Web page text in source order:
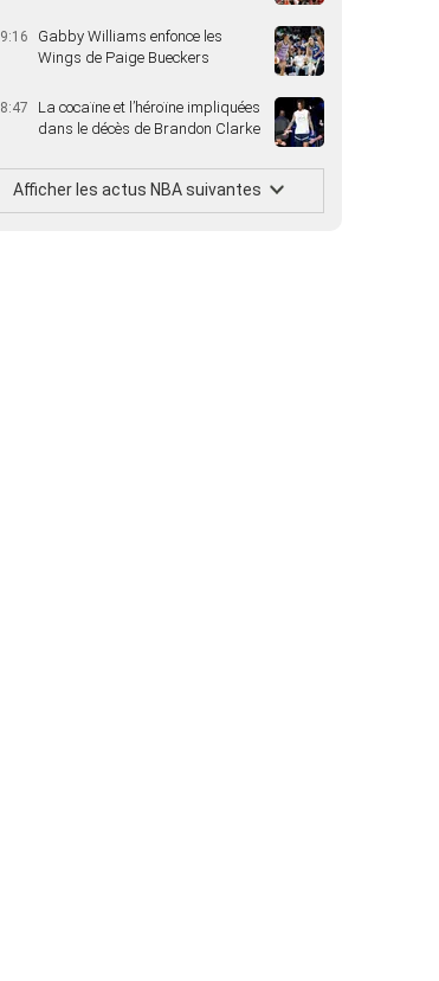
9:16
Gabby Williams enfonce les
Wings de Paige Bueckers
8:47
La cocaïne et l’héroïne impliquées
dans le décès de Brandon Clarke
Afficher les actus NBA suivantes